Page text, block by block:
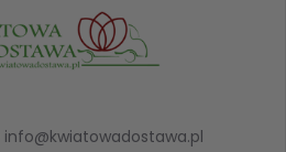
info@kwiatowadostawa.pl